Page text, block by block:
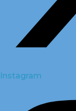
Instagram